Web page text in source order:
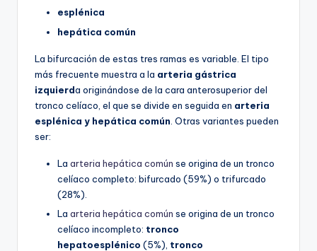
esplénica
hepática común
La bifurcación de estas tres ramas es variable. El tipo
más frecuente muestra a la arteria gástrica
izquierda originándose de la cara anterosuperior del
tronco celíaco, el que se divide en seguida en arteria
esplénica y hepática común . Otras variantes pueden
ser:
La arteria hepática común se origina de un tronco
celíaco completo: bifurcado (59%) o trifurcado
(28%).
La arteria hepática común se origina de un tronco
celíaco incompleto: tronco
hepatoesplénico (5%), tronco